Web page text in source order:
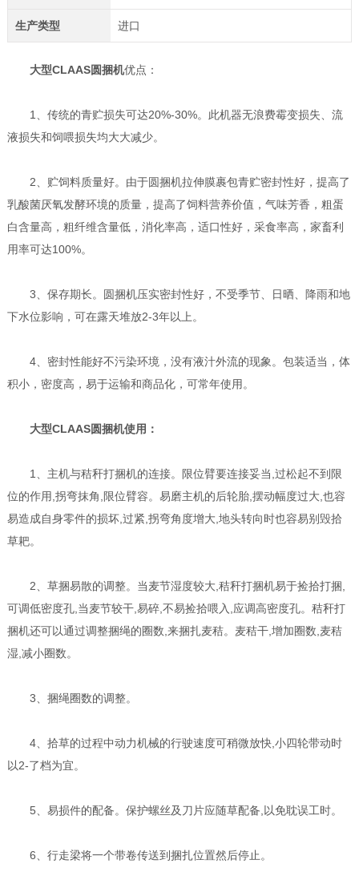
生产类型 进口
大型CLAAS圆捆机优点：
1、传统的青贮损失可达20%-30%。此机器无浪费霉变损失、流
液损失和饲喂损失均大大减少。
2、贮饲料质量好。由于圆捆机拉伸膜裹包青贮密封性好，提高了
乳酸菌厌氧发酵环境的质量，提高了饲料营养价值，气味芳香，粗蛋
白含量高，粗纤维含量低，消化率高，适口性好，采食率高，家畜利
用率可达100%。
3、保存期长。圆捆机压实密封性好，不受季节、日晒、降雨和地
下水位影响，可在露天堆放2-3年以上。
4、密封性能好不污染环境，没有液汁外流的现象。包装适当，体
积小，密度高，易于运输和商品化，可常年使用。
大型CLAAS圆捆机使用：
1、主机与秸秆打捆机的连接。限位臂要连接妥当,过松起不到限
位的作用,拐弯抹角,限位臂容。易磨主机的后轮胎,摆动幅度过大,也容
易造成自身零件的损坏,过紧,拐弯角度增大,地头转向时也容易别毁拾
草耙。
2、草捆易散的调整。当麦节湿度较大,秸秆打捆机易于捡拾打捆,
可调低密度孔,当麦节较干,易碎,不易捡拾喂入,应调高密度孔。秸秆打
捆机还可以通过调整捆绳的圈数,来捆扎麦秸。麦秸干,增加圈数,麦秸
湿,减小圈数。
3、捆绳圈数的调整。
4、拾草的过程中动力机械的行驶速度可稍微放快,小四轮带动时
以2-了档为宜。
5、易损件的配备。保护螺丝及刀片应随草配备,以免耽误工时。
6、行走梁将一个带卷传送到捆扎位置然后停止。